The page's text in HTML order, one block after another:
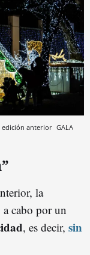
edición anterior GALA
la
cabo por un
, es decir, sin